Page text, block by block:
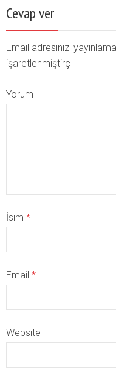
Cevap ver
Email adresinizi
işaretlenmiştirç
Yorum
İsim *
Email *
Website